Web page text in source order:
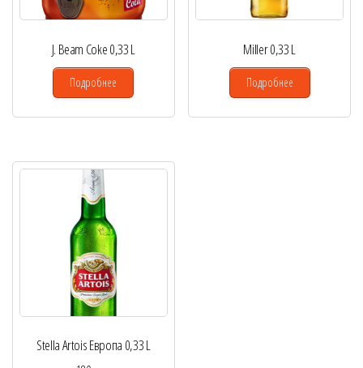
J. Beam Coke 0,33 L
Подробнее
Miller 0,33 L
Подробнее
Stella Artois Европа 0,33 L